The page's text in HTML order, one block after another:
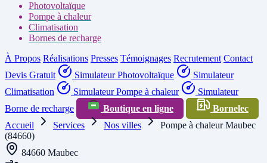
Photovoltaïque
Pompe à chaleur
Climatisation
Bornes de recharge
À Propos Réalisations Presses Témoignages Recrutement Contact
Devis Gratuit
Simulateur Photovoltaïque
Simulateur
Climatisation
Simulateur Pompe à chaleur
Simulateur
Borne de recharge
Boutique en ligne
Bornelec
Accueil
Services Nos villes
Pompe à chaleur Maubec
(84660)
84660 Maubec